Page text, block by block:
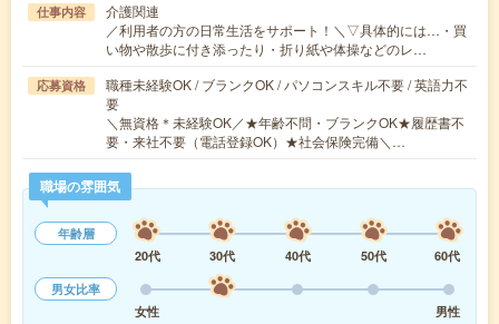
仕事内容
介護関連
／利用者の方の日常生活をサポート！＼▽具体的には…・買
い物や散歩に付き添ったり・折り紙や体操などのレ…
応募資格
職種未経験OK / ブランクOK / パソコンスキル不要 / 英語力不
要
＼無資格＊未経験OK／★年齢不問・ブランクOK★履歴書不
要・来社不要（電話登録OK）★社会保険完備＼…
職場の雰囲気
年齢層
20代
30代 40代 50代
60代
男女比率
女性
男性